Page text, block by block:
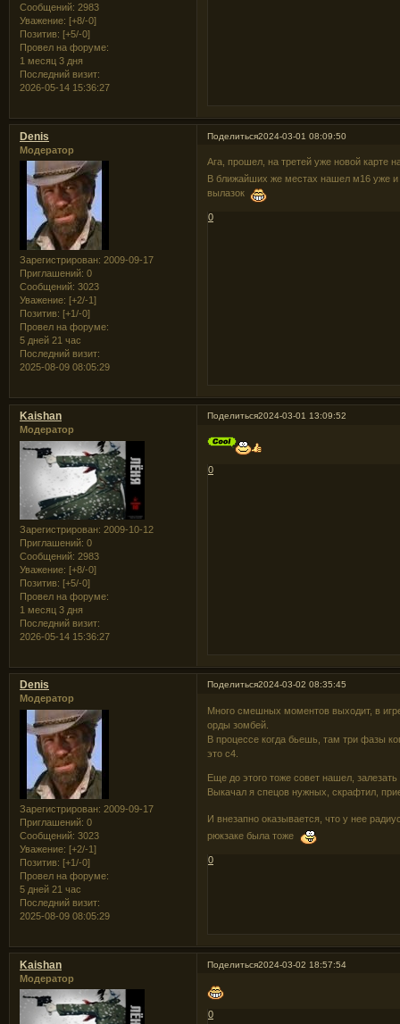
Сообщений: 2983
Уважение: [+8/-0]
Позитив: [+5/-0]
Провел на форуме:
1 месяц 3 дня
Последний визит:
2026-05-14 15:36:27
Поделиться2024-03-01 08:09:50
Denis
Модератор
Зарегистрирован: 2009-09-17
Приглашений: 0
Сообщений: 3023
Уважение: [+2/-1]
Позитив: [+1/-0]
Провел на форуме:
5 дней 21 час
Последний визит:
2025-08-09 08:05:29
Ага, прошел, на третей уже новой карте
В ближайших же местах нашел м16 уже и
вылазок
0
Поделиться2024-03-01 13:09:52
Kaishan
Модератор
Зарегистрирован: 2009-10-12
Приглашений: 0
Сообщений: 2983
Уважение: [+8/-0]
Позитив: [+5/-0]
Провел на форуме:
1 месяц 3 дня
Последний визит:
2026-05-14 15:36:27
0
Поделиться2024-03-02 08:35:45
Denis
Модератор
Зарегистрирован: 2009-09-17
Приглашений: 0
Сообщений: 3023
Уважение: [+2/-1]
Позитив: [+1/-0]
Провел на форуме:
5 дней 21 час
Последний визит:
2025-08-09 08:05:29
Много смешных моментов выходит, в
орды зомбей.
В процессе когда бьешь, там три фазы
это с4.
Еще до этого тоже совет нашел,
Выкачал я спецов нужных, скрафтил,
И внезапно оказывается, что у нее
рюкзаке была тоже
0
Поделиться2024-03-02 18:57:54
Kaishan
Модератор
0